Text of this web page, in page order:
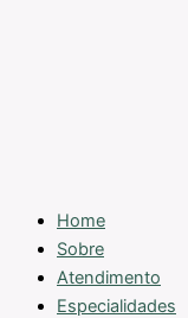
Home
Sobre
Atendimento
Especialidades